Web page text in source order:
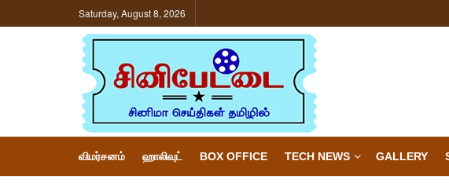
Saturday, August 8, 2026
விமர்சனம் ஹாலிவுட் BOX OFFICE TECH NEWS GALLERY